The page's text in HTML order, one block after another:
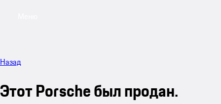
Назад
Этот Porsche был продан.